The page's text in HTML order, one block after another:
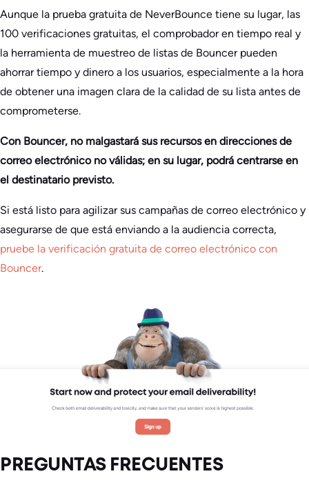
Aunque la prueba gratuita de NeverBounce tiene su lugar, las
100 verificaciones gratuitas, el comprobador en tiempo real y
la herramienta de muestreo de listas de Bouncer pueden
ahorrar tiempo y dinero a los usuarios, especialmente a la hora
de obtener una imagen clara de la calidad de su lista antes de
comprometerse.
Con Bouncer, no malgastará sus recursos en direcciones de
correo electrónico no válidas; en su lugar, podrá centrarse en
el destinatario previsto.
Si está listo para agilizar sus campañas de correo electrónico y
asegurarse de que está enviando a la audiencia correcta,
pruebe la verificación gratuita de correo electrónico con
Bouncer.
PREGUNTAS FRECUENTES